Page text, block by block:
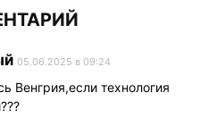
05.06.2025 в 09:24
Венгрия,если технология